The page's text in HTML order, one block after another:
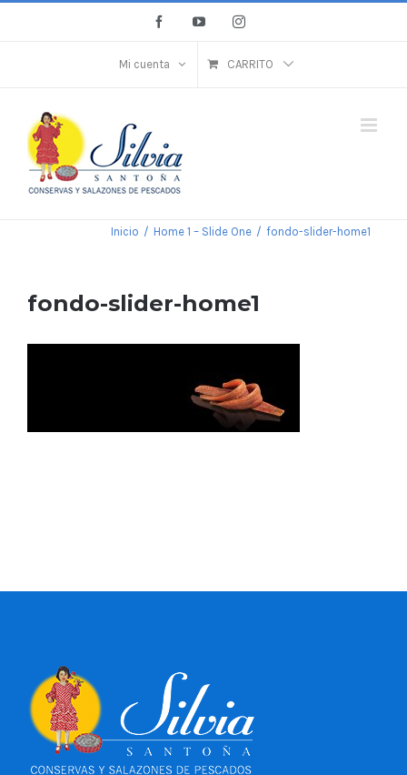
FacebookYouTubeInstagram
Mi cuenta CARRITO
Inicio / Home 1 – Slide One / fondo-slider-home1
fondo-slider-home1